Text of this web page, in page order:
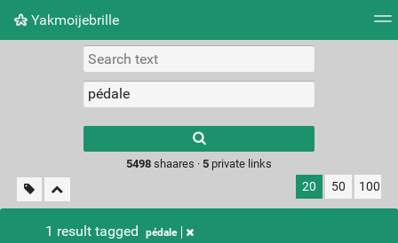
Yakmoijebrille
Picture wall
results.
5498shaares · 5private links
20 50 100
1 result tagged pédale